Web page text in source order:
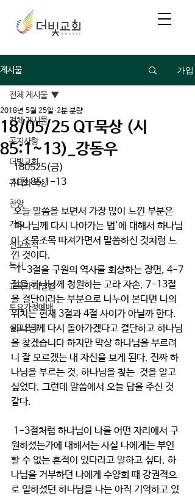
게시물 가입
전체 게시물
공지사항
더빛교회
큐티와 묵상
찬양
기도
선교소식
독서
교육과 테필린
토요가정예배
설교요약
전체 게시물
18/05/25 QT묵상 (시
85:1~13)_강동우
2018년 5월 25일 2분 분량
180525(금)
시편 85:1-13
오늘 말씀을 보면서 가장 많이 느낀 부분은
'하나님께 다시 나아가는 법'에 대해서 하나님
이 조목조목 따져가면서 말씀하신 것처럼 느
낀 것이다.
  1-3절을 구원의 역사를 회상하는 장면, 4-7
절을 하나님께 청원하는 고라 자손, 7-13절
을 결단이라는 부분으로 나누어 본다면 나의
위치는 현재 3절과 4절 사이가 아닐까 한다.
하나님께 다시 돌아가겠다고 결단하고 하나님
을 찾겠습니다 하지만 막상 하나님을 부르려
니 잘 모르겠는 내 자신을 보게 된다. 진짜 하
나님을 부르는 것, 하나님을 찾는  것을 알고
싶었다. 그런데 말씀에서 오늘 답을 주신 것
같다.
원하셨는가에 대해서는 사실 나에게는 부인
할 수 없는 흔적이 있다라고 말하고 싶다. 하
나님을 거부하던 나에게 수양회 때 강권적으
로 일하셨던 하나님을 나는 아직 기억하고 있